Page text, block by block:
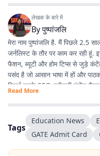
लेखक के बारे में
Byपुष्पांजलि
मेरा नाम पुष्पांजलि है. मैं पिछले 2.5
जर्नलिस्ट के तौर पर काम कर रही
फैशन, ब्यूटी और होम टिप्स से जुड़े
पसंद है जो आसान भाषा में हों और
रिसर्च करके SEO-फ्रेंडली कंटेंट
लिखना, सही जानकारी जुटाना और
करना मेरी प्रमुख जिम्मेदारियों का
लेखन को बेहतर बनाने की कोशिश
लोगों तक सही जानकारी सरल और
Read More
Tags
Education News
GATE Admit Card